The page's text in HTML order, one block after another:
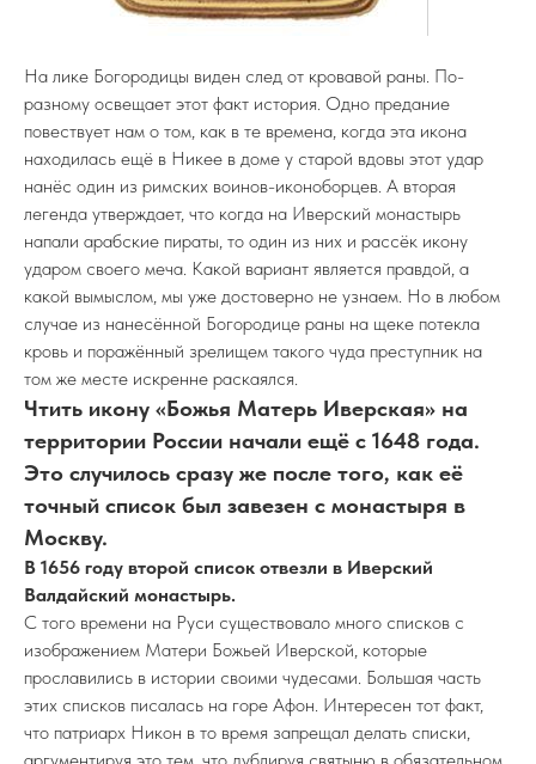
На лике Богородицы виден след от кровавой раны. По-
разному освещает этот факт история. Одно предание
повествует нам о том, как в те времена, когда эта икона
находилась ещё в Никее в доме у старой вдовы этот удар
нанёс один из римских воинов-иконоборцев. А вторая
легенда утверждает, что когда на Иверский монастырь
напали арабские пираты, то один из них и рассёк икону
ударом своего меча. Какой вариант является правдой, а
какой вымыслом, мы уже достоверно не узнаем. Но в любом
случае из нанесённой Богородице раны на щеке потекла
кровь и поражённый зрелищем такого чуда преступник на
том же месте искренне раскаялся.
Чтить икону «Божья Матерь Иверская» на
территории России начали ещё с 1648 года.
Это случилось сразу же после того, как её
точный список был завезен с монастыря в
Москву.
В 1656 году второй список отвезли в Иверский
Валдайский монастырь.
С того времени на Руси существовало много списков с
изображением Матери Божьей Иверской, которые
прославились в истории своими чудесами. Большая часть
этих списков писалась на горе Афон. Интересен тот факт,
что патриарх Никон в то время запрещал делать списки,